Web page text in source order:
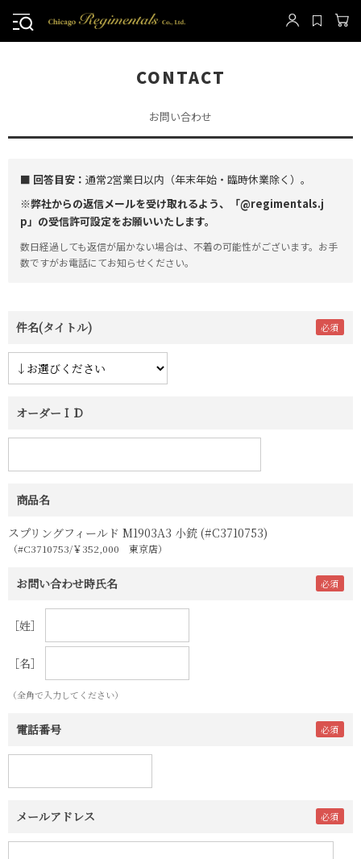
CONTACT
お問い合わせ
■ 回答目安： 通常2営業日以内（年末年始・臨時休業除く）。
※弊社からの返信メールを受け取れるよう、「@regimentals.j
p」の受信許可設定をお願いいたします。
数日経過しても返信が届かない場合は、不着の可能性がございます。お手
数ですがお電話にてお知らせください。
件名(タイトル)
オーダーＩＤ
商品名
スプリングフィールド M1903A3 小銃 (#C3710753)
（#C3710753/￥352,000 東京店）
お問い合わせ時氏名
［姓］
［名］
（全角で入力してください）
電話番号
メールアドレス